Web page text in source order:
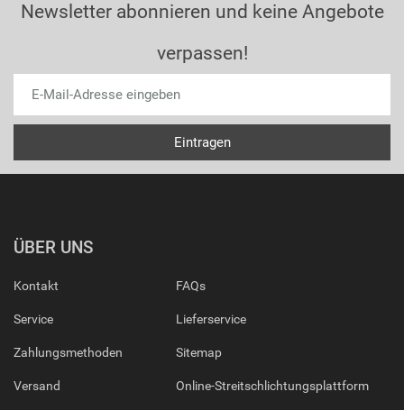
Newsletter abonnieren und keine Angebote
verpassen!
ÜBER UNS
Kontakt
Service
Zahlungsmethoden
Versand
FAQs
Lieferservice
Sitemap
Online-Streitschlichtungsplattform